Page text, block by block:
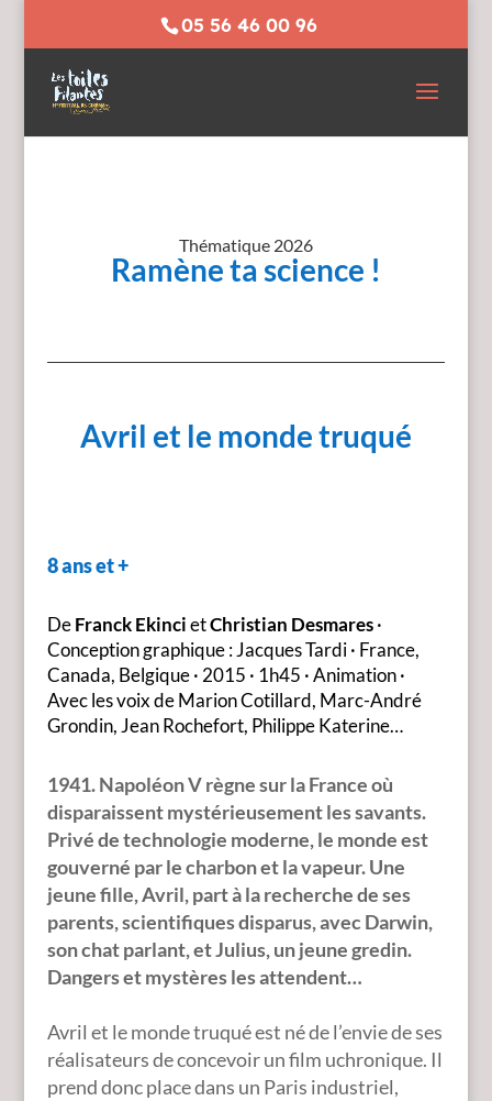
05 56 46 00 96
Thématique 2026
Ramène ta science !
Avril et le monde truqué
8 ans et +
DeFranck EkincietChristian Desmares·
Conception graphique : Jacques Tardi· France,
Canada, Belgique· 2015 · 1h45 ·Animation·
Avec les voix de Marion Cotillard, Marc-André
Grondin, Jean Rochefort, Philippe Katerine…
1941.Napoléon V règne sur la France où
disparaissent mystérieusement les savants.
Privé de technologie moderne, le monde est
gouverné par le charbon et la vapeur. Une
jeune fille, Avril, part à la recherche de ses
parents, scientifiques disparus, avec Darwin,
son chat parlant, et Julius, un jeune gredin.
Dangers et mystères les attendent…
Avril et le monde truquéest né de l’envie de ses
réalisateurs de concevoir un film uchronique. Il
prend donc place dans un Paris industriel,